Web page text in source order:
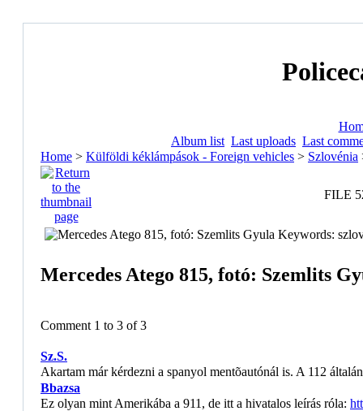
Album list Last uploads Last
Home > Külföldi kéklámpások - Foreign vehicles > Szlovénia
FILE
Mercedes Atego 815, fotó: Szemlits
Comment 1 to 3 of 3
Sz.S.
Akartam már kérdezni a spanyol mentõautónál is. A 112
Bbazsa
Ez olyan mint Amerikába a 911, de itt a hivatalos leírás róla: